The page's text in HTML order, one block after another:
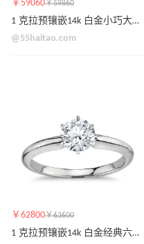
￥59060￥59860
1 克拉预镶嵌14k 白金小巧大教堂密钉钻石订婚戒指
@55haitao.com
￥62800￥63600
1 克拉预镶嵌14k 白金经典六镶爪订婚戒指